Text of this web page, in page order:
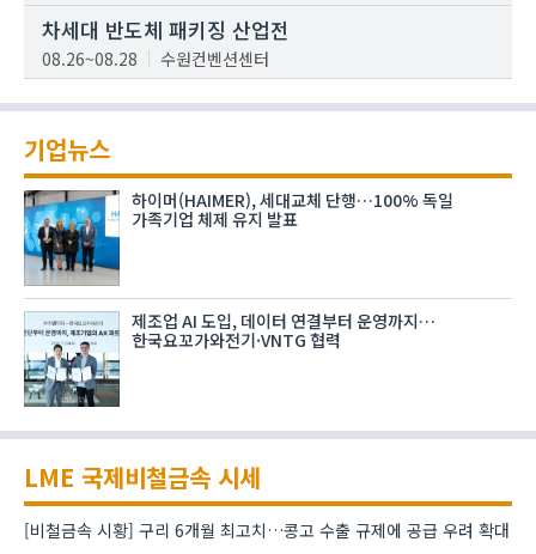
차세대 반도체 패키징 산업전
08.26~08.28 수원컨벤션센터
기업뉴스
하이머(HAIMER), 세대교체 단행…100% 독일
가족기업 체제 유지 발표
제조업 AI 도입, 데이터 연결부터 운영까지…
한국요꼬가와전기·VNTG 협력
LME 국제비철금속 시세
[비철금속 시황] 구리 6개월 최고치…콩고 수출 규제에 공급 우려 확대